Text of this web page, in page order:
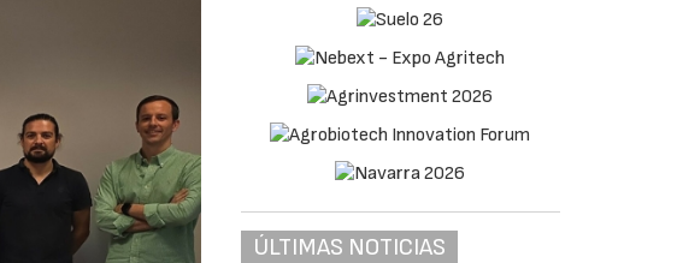
ÚLTIMAS NOTICIAS